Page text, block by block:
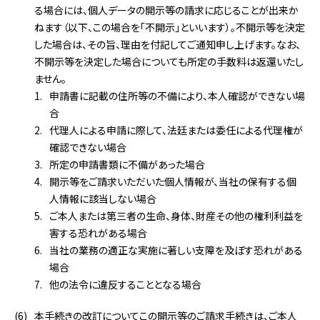
る場合には、個人データの開示等の請求に応じることが出来か
ねます（以下、この場合を「不開示」といいます）。不開示等を決定
した場合は、その旨、理由を付記してご通知申し上げます。なお、
不開示等を決定した場合についても所定の手数料は返還いたし
ません。
申請書に記載の住所等の不備により、本人確認ができない場
合
代理人による申請に際して、法廷または委任による代理権が
確認できない場合
所定の申請書類に不備があった場合
開示等をご請求いただいた個人情報が、当社の保有する個
人情報に該当しない場合
ご本人または第三者の生命、身体、財産その他の権利利益を
害する恐れがある場合
当社の業務の適正な実施に著しい支障を及ぼす恐れがある
場合
他の法令に違反することとなる場合
本手続きの改訂についてこの開示等のご請求手続きは、ご本人